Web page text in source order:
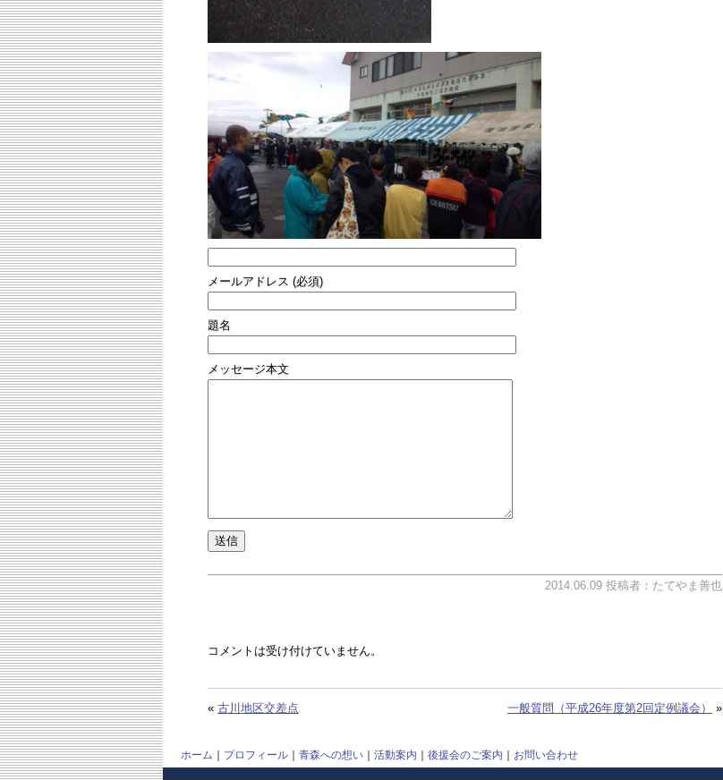
メールアドレス (必須)
題名
メッセージ本文
2014.06.09 投稿者：たてやま善也
コメントは受け付けていません。
« 古川地区交差点 一般質問（平成26年度第2回定例議会） »
ホーム プロフィール 青森への想い 活動案内 後援会のご案内 お問い合わせ